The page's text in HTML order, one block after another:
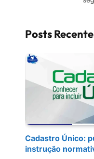
Posts
Cadastro Único:
instrução